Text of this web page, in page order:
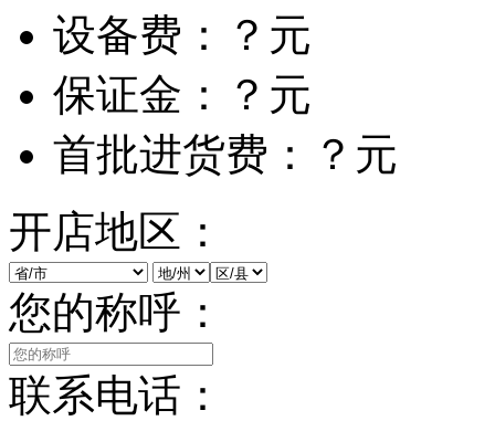
设备费：？元
保证金：？元
首批进货费：？元
开店地区：
您的称呼：
联系电话：